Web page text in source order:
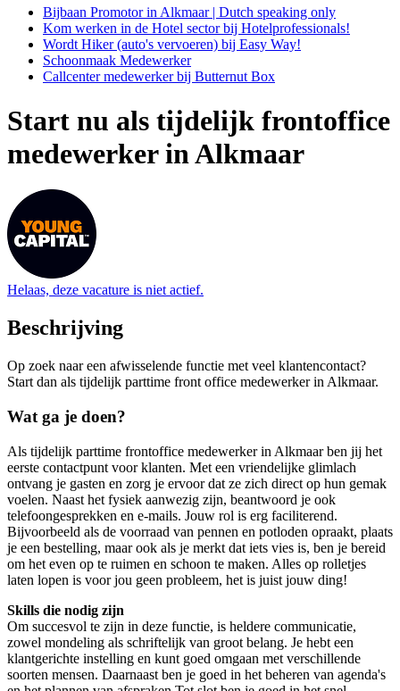
Bijbaan Promotor in Alkmaar | Dutch speaking only
Kom werken in de Hotel sector bij Hotelprofessionals!
Wordt Hiker (auto's vervoeren) bij Easy Way!
Schoonmaak Medewerker
Callcenter medewerker bij Butternut Box
Start nu als tijdelijk frontoffice
medewerker in Alkmaar
Helaas, deze vacature is niet actief.
Beschrijving
Op zoek naar een afwisselende functie met veel klantencontact?
Start dan als tijdelijk parttime front office medewerker in Alkmaar.
Wat ga je doen?
Als tijdelijk parttime frontoffice medewerker in Alkmaar ben jij het
eerste contactpunt voor klanten. Met een vriendelijke glimlach
ontvang je gasten en zorg je ervoor dat ze zich direct op hun gemak
voelen. Naast het fysiek aanwezig zijn, beantwoord je ook
telefoongesprekken en e-mails. Jouw rol is erg faciliterend.
Bijvoorbeeld als de voorraad van pennen en potloden opraakt, plaats
je een bestelling, maar ook als je merkt dat iets vies is, ben je bereid
om het even op te ruimen en schoon te maken. Alles op rolletjes
laten lopen is voor jou geen probleem, het is juist jouw ding!
Skills die nodig zijn
Om succesvol te zijn in deze functie, is heldere communicatie,
zowel mondeling als schriftelijk van groot belang. Je hebt een
klantgerichte instelling en kunt goed omgaan met verschillende
soorten mensen. Daarnaast ben je goed in het beheren van agenda's